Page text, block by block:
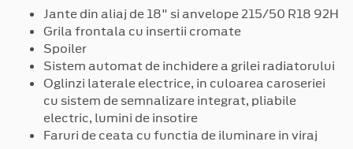
Jante din aliaj de 18" si anvelope 215/50 R18 92H
Grila frontala cu insertii cromate
Spoiler
Sistem automat de inchidere a grilei radiatorului
Oglinzi laterale electrice, in culoarea caroseriei
cu sistem de semnalizare integrat, pliabile
electric, lumini de insotire
Faruri de ceata cu functia de iluminare in viraj